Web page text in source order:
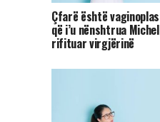
Çfarë është
që i’u nënshtrua
rifituar virgjërinë